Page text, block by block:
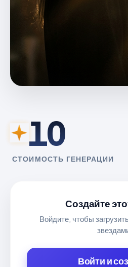
10
СТОИМОСТЬ ГЕНЕРАЦИИ
Создайте
Войдите, чтобы
Войти и